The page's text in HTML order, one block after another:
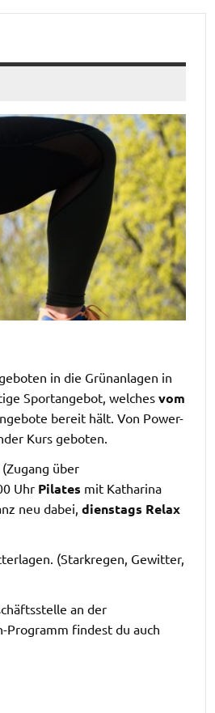
in die Grünanlagen in
Sportangebot, welches vom
bereit hält. Von Power-
Kurs geboten.
(Zugang über
Uhr Pilates mit Katharina
neu dabei, dienstags Relax
(Starkregen, Gewitter,
an der
Programm findest du auch